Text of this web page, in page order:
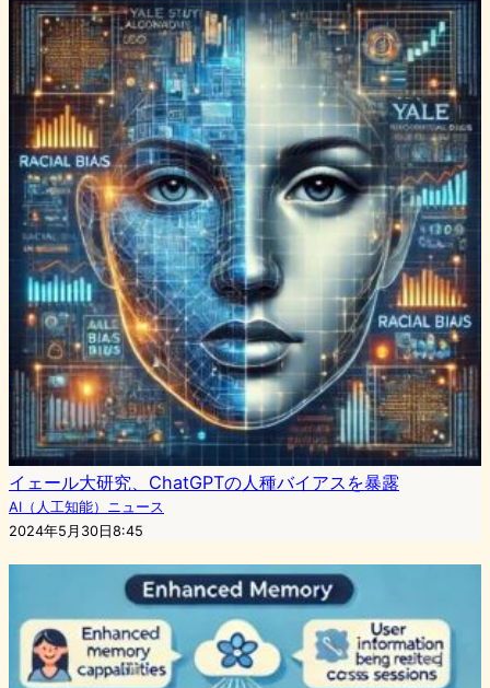
イェール大研究、ChatGPTの人種バイアスを暴露
AI（人工知能）ニュース
2024年5月30日8:45